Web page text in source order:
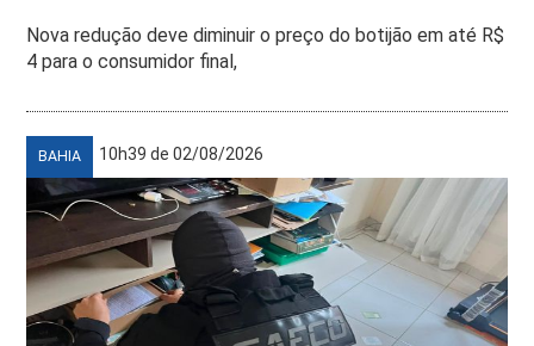
Nova redução deve diminuir o preço do botijão em até R$
4 para o consumidor final,
BAHIA 10h39 de 02/08/2026